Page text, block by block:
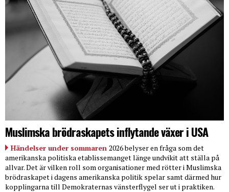
Muslimska brödraskapets inflytande växer i USA
Händelser under sommaren 2026 belyser en fråga som det
amerikanska politiska etablissemanget länge undvikit att ställa på
allvar. Det är vilken roll som organisationer med rötter i Muslimska
brödraskapet i dagens amerikanska politik spelar samt därmed hur
kopplingarna till Demokraternas vänsterflygel ser ut i praktiken.